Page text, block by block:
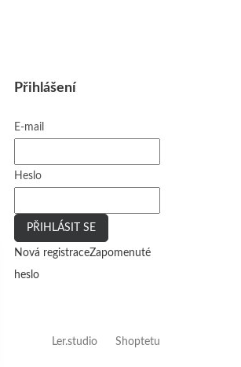
Přihlášení
E-mail
Heslo
PŘIHLÁSIT SE
Nová registraceZapomenuté
heslo
Ler.studio Shoptetu